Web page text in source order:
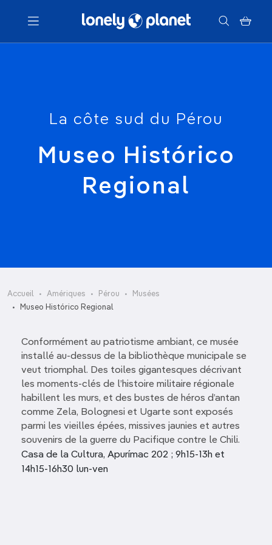
Menu
La côte sud du Pérou
Museo Histórico
Regional
Accueil Amériques Pérou
Musées
Museo Histórico Regional
Conformément au patriotisme ambiant, ce musée
installé au-dessus de la bibliothèque municipale se
veut triomphal. Des toiles gigantesques décrivant
les moments-clés de l’histoire militaire régionale
habillent les murs, et des bustes de héros d’antan
comme Zela, Bolognesi et Ugarte sont exposés
parmi les vieilles épées, missives jaunies et autres
souvenirs de la guerre du Pacifique contre le Chili.
Casa de la Cultura, Apurímac 202 ; 9h15-13h et
14h15-16h30 lun-ven